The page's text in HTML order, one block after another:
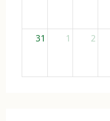
31 1 2